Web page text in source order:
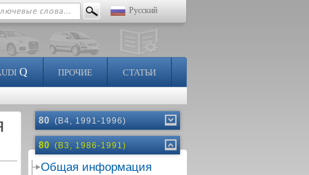
Русский
Q ПРОЧИЕ СТАТЬИ
80 (B4, 1991-1996)
80 (B3, 1986-1991)
Общая информация